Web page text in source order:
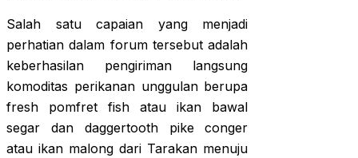
Salah satu capaian yang menjadi
perhatian dalam forum tersebut adalah
keberhasilan pengiriman langsung
komoditas perikanan unggulan berupa
fresh pomfret fish atau ikan bawal
segar dan daggertooth pike conger
atau ikan malong dari Tarakan menuju